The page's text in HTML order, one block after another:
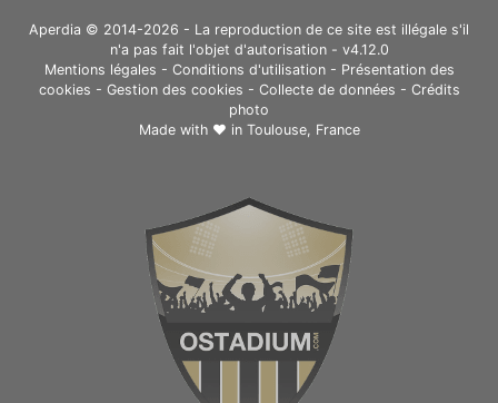
Aperdia © 2014-2026 - La reproduction de ce site est illégale s'il
n'a pas fait l'objet d'autorisation - v4.12.0
Mentions légales - Conditions d'utilisation- Présentation des
cookies - Gestion des cookies - Collecte de données - Crédits
photo
Made with ❤ in Toulouse, France